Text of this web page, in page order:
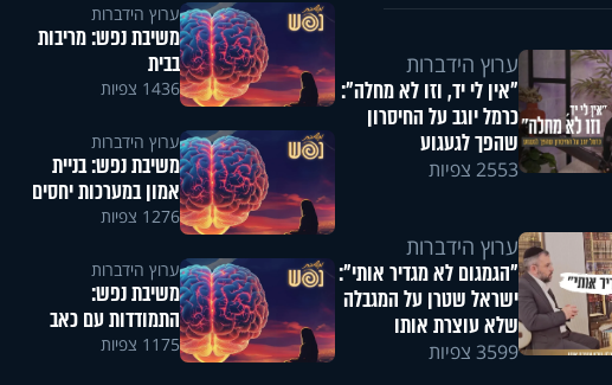
ערוץ הידברות
"אין לי יד, וזו לא מחלה":
כרמל יוגב על החיסרון
שהפך לגעגוע
2553 צפיות
ערוץ הידברות
"הגמגום לא מגדיר אותי":
ישראל שטרן על המגבלה
שלא עוצרת אותו
3599 צפיות
ערוץ הידברות
משיבת נפש: מריבות
בבית
1436 צפיות
ערוץ הידברות
משיבת נפש: בניית
אמון במערכות יחסים
1276 צפיות
ערוץ הידברות
משיבת נפש:
התמודדות עם כאב
1175 צפיות